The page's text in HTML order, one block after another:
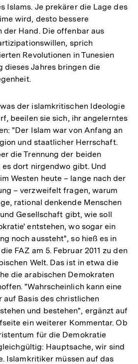
Islams. Je prekärer die Lage des
wird, desto bessere
der Hand. Die offenbar aus
sprich
Revolutionen in Tunesien
dieses Jahres bringen die
der islamkritischen Ideologie
beeilen sie sich, ihr angelerntes
"Der Islam war von Anfang an
und staatlicher Herrschaft.
die Trennung der beiden
es dort nirgendwo gibt. Und
Westen heute – lange nach der
– verzweifelt fragen, warum
rational denkende Menschen
Gesellschaft gibt, wie soll
entstehen, wo sogar ein
noch aussteht", so hieß es in
FAZ am 5. Februar 2011 zu den
Welt. Das ist in etwa die
die arabischen Demokraten
"Wahrscheinlich kann eine
auf Basis des christlichen
und bestehen", ergänzt auf
ein weiterer Kommentar. Ob
für die Demokratie
Hauptsache, wir sind
Islamkritiker müssen auf das